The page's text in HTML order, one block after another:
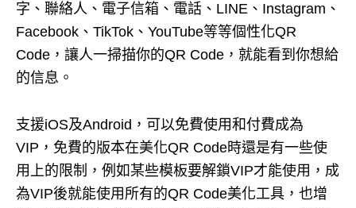
字、聯絡人、電子信箱、電話、LINE、Instagram、
Facebook、TikTok、YouTube等等個性化QR
Code，讓人一掃描你的QR Code，就能看到你想給
的信息。
支援iOS及Android，可以免費使用和付費成為
VIP，免費的版本在美化QR Code時還是有一些使
用上的限制，例如某些模板要解鎖VIP才能使用，成
為VIP後就能使用所有的QR Code美化工具，也增